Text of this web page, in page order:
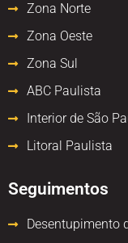
Zona Norte
Zona Oeste
Zona Sul
ABC Paulista
Interior de São
Litoral Paulista
Seguimentos
Desentupimento